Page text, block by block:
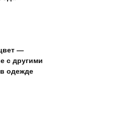
—
с другими
одежде